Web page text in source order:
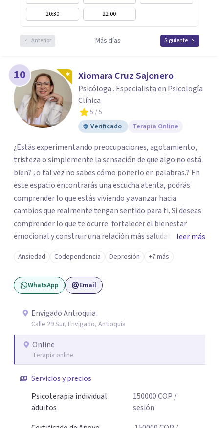
20:30
22:00
Anterior Más días Siguiente
10 Xiomara Cruz Sajonero
Psicóloga . Especialista en Psicología
Clínica
5 / 5
Verificado
Terapia Online
¿Estás experimentando preocupaciones, agotamiento,
tristeza o simplemente la sensación de que algo no está
bien? ¿o tal vez no sabes cómo ponerlo en palabras.? En
este espacio encontrarás una escucha atenta, podrás
comprender lo que estás viviendo y avanzar hacia
cambios que realmente tengan sentido para ti. Si deseas
comprender lo que te ocurre, fortalecer el bienestar
emocional y construir una relación más saludable
contigo mismo y con los demás y sientes que este puede
ser un buen momento para empezar, estaré dispuesta a
acompañarte en ese proceso.
leer más
Ansiedad Codependencia Depresión +7 más
WhatsApp Email
Envigado Antioquia
Calle 29 Sur, Envigado, Antioquia
Online
Terapia online
Servicios y precios
Psicoterapia individual
adultos
150000COP /
sesión